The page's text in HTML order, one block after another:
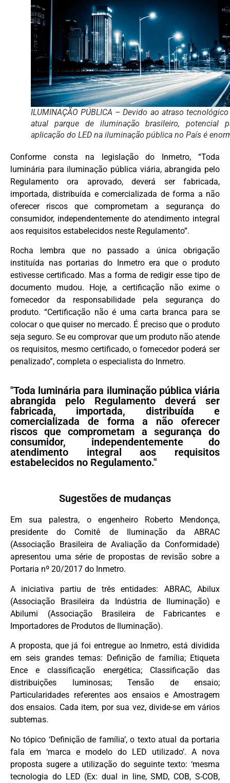
ILUMINAÇÃO PÚBLICA – Devido ao atraso
atual parque de iluminação brasileiro, potencial
aplicação do LED na iluminação pública no País é
Conforme consta na legislação do Inmetro, “Toda
luminária para iluminação pública viária, abrangida pelo
Regulamento ora aprovado, deverá ser fabricada,
importada, distribuída e comercializada de forma a não
oferecer riscos que comprometam a segurança do
consumidor, independentemente do atendimento integral
aos requisitos estabelecidos neste Regulamento”.
Rocha lembra que no passado a única obrigação
instituída nas portarias do Inmetro era que o produto
estivesse certificado. Mas a forma de redigir esse tipo de
documento mudou. Hoje, a certificação não exime o
fornecedor da responsabilidade pela segurança do
produto. “Certificação não é uma carta branca para se
colocar o que quiser no mercado. É preciso que o produto
seja seguro. Se eu comprovar que um produto não atende
os requisitos, mesmo certificado, o fornecedor poderá ser
penalizado”, completa o especialista do Inmetro.
"Toda luminária para iluminação pública viária
abrangida pelo Regulamento deverá ser
fabricada, importada, distribuída e
comercializada de forma a não oferecer
riscos que comprometam a segurança do
consumidor, independentemente do
atendimento integral aos requisitos
estabelecidos no Regulamento."
Sugestões de mudanças
Em sua palestra, o engenheiro Roberto Mendonça,
presidente do Comitê de Iluminação da ABRAC
(Associação Brasileira de Avaliação da Conformidade)
apresentou uma série de propostas de revisão sobre a
Portaria nº 20/2017 do Inmetro.
A iniciativa partiu de três entidades: ABRAC, Abilux
(Associação Brasileira da Indústria de Iluminação) e
Abilumi (Associação Brasileira de Fabricantes e
Importadores de Produtos de Iluminação).
A proposta, que já foi entregue ao Inmetro, está dividida
em seis grandes temas: Definição de família; Etiqueta
Ence e classificação energética; Classificação das
distribuições luminosas; Tensão de ensaio;
Particularidades referentes aos ensaios e Amostragem
dos ensaios. Cada item, por sua vez, divide-se em vários
subtemas.
No tópico ‘Definição de família’, o texto atual da portaria
fala em ‘marca e modelo do LED utilizado’. A nova
proposta sugere a utilização do seguinte texto: ‘mesma
tecnologia do LED (Ex: dual in line, SMD, COB, S-COB,